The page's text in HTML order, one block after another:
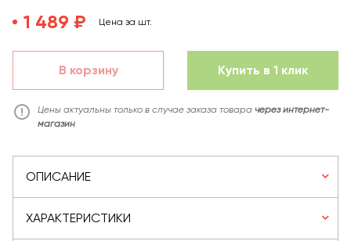
1 489 ₽ Цена за шт.
В корзину Купить в 1 клик
Цены актуальны только в случае заказа товара через интернет-
магазин
ОПИСАНИЕ
ХАРАКТЕРИСТИКИ